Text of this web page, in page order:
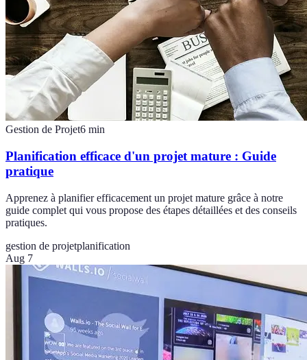
Gestion de Projet6 min
Planification efficace d'un projet mature : Guide
pratique
Apprenez à planifier efficacement un projet mature grâce à notre
guide complet qui vous propose des étapes détaillées et des conseils
pratiques.
gestion de projetplanification
Aug 7